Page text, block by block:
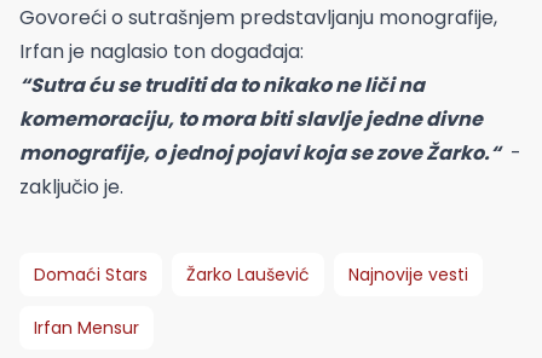
Govoreći o sutrašnjem predstavljanju monografije,
Irfan je naglasio ton događaja:
“Sutra ću se truditi da to nikako ne liči na
komemoraciju, to mora biti slavlje jedne divne
monografije, o jednoj pojavi koja se zove Žarko.“-
zaključio je.
Domaći Stars Žarko Laušević Najnovije vesti
Irfan Mensur